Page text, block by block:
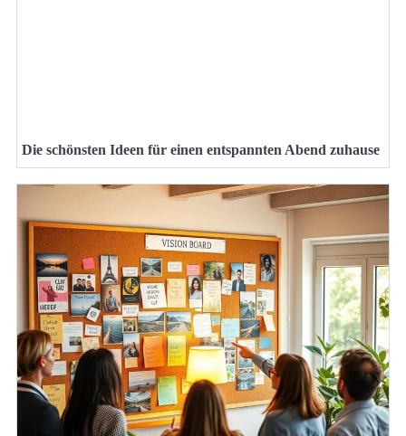
Die schönsten Ideen für einen entspannten Abend zuhause